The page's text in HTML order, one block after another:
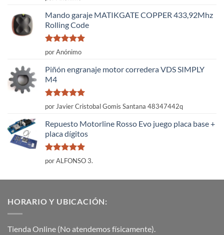
con
Mando garaje MATIKGATE COPPER 433,92Mhz
Rolling Code
Valorado
con
por Anónimo
Piñón engranaje motor corredera VDS SIMPLY
M4
Valorado
con
por Javier Cristobal Gomis Santana 48347442q
Repuesto Motorline Rosso Evo juego placa base +
placa dígitos
Valorado
con
por ALFONSO 3.
HORARIO Y UBICACIÓN:
Tienda Online (No atendemos físicamente).